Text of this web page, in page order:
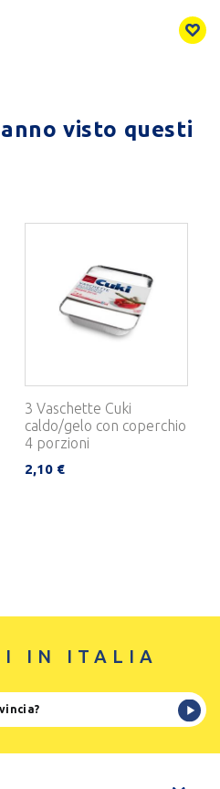
visto questi
3 Vaschette Cuki
caldo/gelo con coperchio
4 porzioni
2,10 €
IN ITALIA